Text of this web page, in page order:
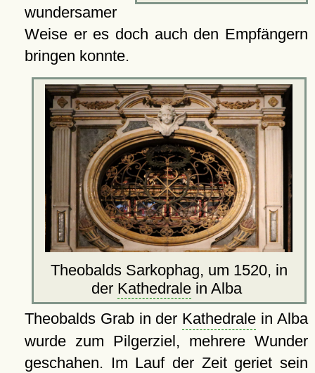
wundersamer
Weise er es doch auch den Empfängern
bringen konnte.
Theobalds Sarkophag, um 1520, in
der Kathedrale in Alba
Theobalds Grab in der Kathedrale in Alba
wurde zum Pilgerziel, mehrere Wunder
geschahen. Im Lauf der Zeit geriet sein